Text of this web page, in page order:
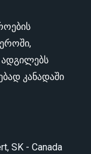
ადგილებს
კანადაში
SK - Canada